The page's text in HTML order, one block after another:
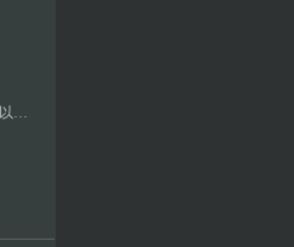
彭晓阳︱浅议中国当下独立空间的独立性意义以及与空间制度设置的关系